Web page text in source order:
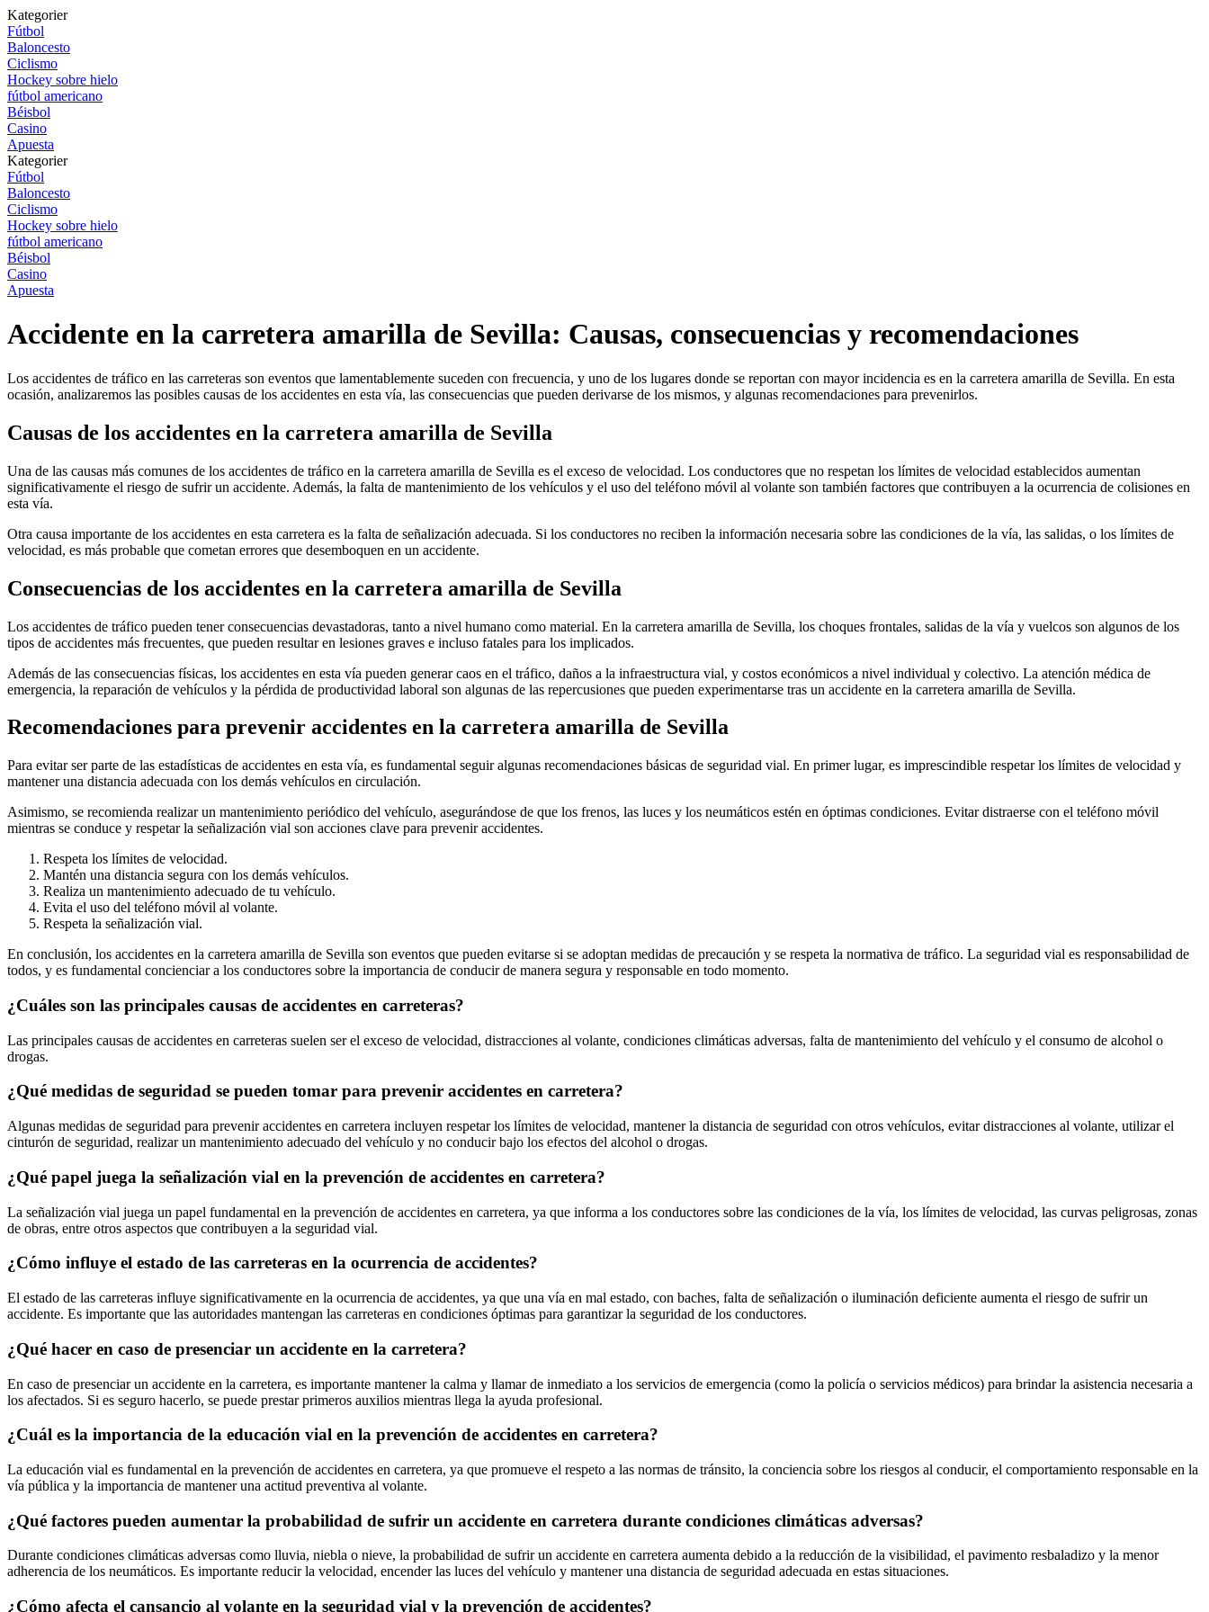
Kategorier
Fútbol
Baloncesto
Ciclismo
Hockey sobre hielo
fútbol americano
Béisbol
Casino
Apuesta
Kategorier
Fútbol
Baloncesto
Ciclismo
Hockey sobre hielo
fútbol americano
Béisbol
Casino
Apuesta
Accidente en la carretera amarilla de Sevilla: Causas, consecuencias y recomendaciones
Los accidentes de tráfico en las carreteras son eventos que lamentablemente suceden con frecuencia, y uno de los lugares donde se reportan con mayor incidencia es en la carretera amarilla de Sevilla. En esta
ocasión, analizaremos las posibles causas de los accidentes en esta vía, las consecuencias que pueden derivarse de los mismos, y algunas recomendaciones para prevenirlos.
Causas de los accidentes en la carretera amarilla de Sevilla
Una de las causas más comunes de los accidentes de tráfico en la carretera amarilla de Sevilla es el exceso de velocidad. Los conductores que no respetan los límites de velocidad establecidos aumentan
significativamente el riesgo de sufrir un accidente. Además, la falta de mantenimiento de los vehículos y el uso del teléfono móvil al volante son también factores que contribuyen a la ocurrencia de colisiones en
esta vía.
Otra causa importante de los accidentes en esta carretera es la falta de señalización adecuada. Si los conductores no reciben la información necesaria sobre las condiciones de la vía, las salidas, o los límites de
velocidad, es más probable que cometan errores que desemboquen en un accidente.
Consecuencias de los accidentes en la carretera amarilla de Sevilla
Los accidentes de tráfico pueden tener consecuencias devastadoras, tanto a nivel humano como material. En la carretera amarilla de Sevilla, los choques frontales, salidas de la vía y vuelcos son algunos de los
tipos de accidentes más frecuentes, que pueden resultar en lesiones graves e incluso fatales para los implicados.
Además de las consecuencias físicas, los accidentes en esta vía pueden generar caos en el tráfico, daños a la infraestructura vial, y costos económicos a nivel individual y colectivo. La atención médica de
emergencia, la reparación de vehículos y la pérdida de productividad laboral son algunas de las repercusiones que pueden experimentarse tras un accidente en la carretera amarilla de Sevilla.
Recomendaciones para prevenir accidentes en la carretera amarilla de Sevilla
Para evitar ser parte de las estadísticas de accidentes en esta vía, es fundamental seguir algunas recomendaciones básicas de seguridad vial. En primer lugar, es imprescindible respetar los límites de velocidad y
mantener una distancia adecuada con los demás vehículos en circulación.
Asimismo, se recomienda realizar un mantenimiento periódico del vehículo, asegurándose de que los frenos, las luces y los neumáticos estén en óptimas condiciones. Evitar distraerse con el teléfono móvil
mientras se conduce y respetar la señalización vial son acciones clave para prevenir accidentes.
Respeta los límites de velocidad.
Mantén una distancia segura con los demás vehículos.
Realiza un mantenimiento adecuado de tu vehículo.
Evita el uso del teléfono móvil al volante.
Respeta la señalización vial.
En conclusión, los accidentes en la carretera amarilla de Sevilla son eventos que pueden evitarse si se adoptan medidas de precaución y se respeta la normativa de tráfico. La seguridad vial es responsabilidad de
todos, y es fundamental concienciar a los conductores sobre la importancia de conducir de manera segura y responsable en todo momento.
¿Cuáles son las principales causas de accidentes en carreteras?
Las principales causas de accidentes en carreteras suelen ser el exceso de velocidad, distracciones al volante, condiciones climáticas adversas, falta de mantenimiento del vehículo y el consumo de alcohol o
drogas.
¿Qué medidas de seguridad se pueden tomar para prevenir accidentes en carretera?
Algunas medidas de seguridad para prevenir accidentes en carretera incluyen respetar los límites de velocidad, mantener la distancia de seguridad con otros vehículos, evitar distracciones al volante, utilizar el
cinturón de seguridad, realizar un mantenimiento adecuado del vehículo y no conducir bajo los efectos del alcohol o drogas.
¿Qué papel juega la señalización vial en la prevención de accidentes en carretera?
La señalización vial juega un papel fundamental en la prevención de accidentes en carretera, ya que informa a los conductores sobre las condiciones de la vía, los límites de velocidad, las curvas peligrosas, zonas
de obras, entre otros aspectos que contribuyen a la seguridad vial.
¿Cómo influye el estado de las carreteras en la ocurrencia de accidentes?
El estado de las carreteras influye significativamente en la ocurrencia de accidentes, ya que una vía en mal estado, con baches, falta de señalización o iluminación deficiente aumenta el riesgo de sufrir un
accidente. Es importante que las autoridades mantengan las carreteras en condiciones óptimas para garantizar la seguridad de los conductores.
¿Qué hacer en caso de presenciar un accidente en la carretera?
En caso de presenciar un accidente en la carretera, es importante mantener la calma y llamar de inmediato a los servicios de emergencia (como la policía o servicios médicos) para brindar la asistencia necesaria a
los afectados. Si es seguro hacerlo, se puede prestar primeros auxilios mientras llega la ayuda profesional.
¿Cuál es la importancia de la educación vial en la prevención de accidentes en carretera?
La educación vial es fundamental en la prevención de accidentes en carretera, ya que promueve el respeto a las normas de tránsito, la conciencia sobre los riesgos al conducir, el comportamiento responsable en la
vía pública y la importancia de mantener una actitud preventiva al volante.
¿Qué factores pueden aumentar la probabilidad de sufrir un accidente en carretera durante condiciones climáticas adversas?
Durante condiciones climáticas adversas como lluvia, niebla o nieve, la probabilidad de sufrir un accidente en carretera aumenta debido a la reducción de la visibilidad, el pavimento resbaladizo y la menor
adherencia de los neumáticos. Es importante reducir la velocidad, encender las luces del vehículo y mantener una distancia de seguridad adecuada en estas situaciones.
¿Cómo afecta el cansancio al volante en la seguridad vial y la prevención de accidentes?